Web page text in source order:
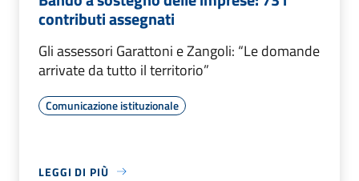
contributi assegnati
Gli assessori Garattoni e Zangoli: “Le domande
arrivate da tutto il territorio”
Comunicazione istituzionale
LEGGI DI PIÙ